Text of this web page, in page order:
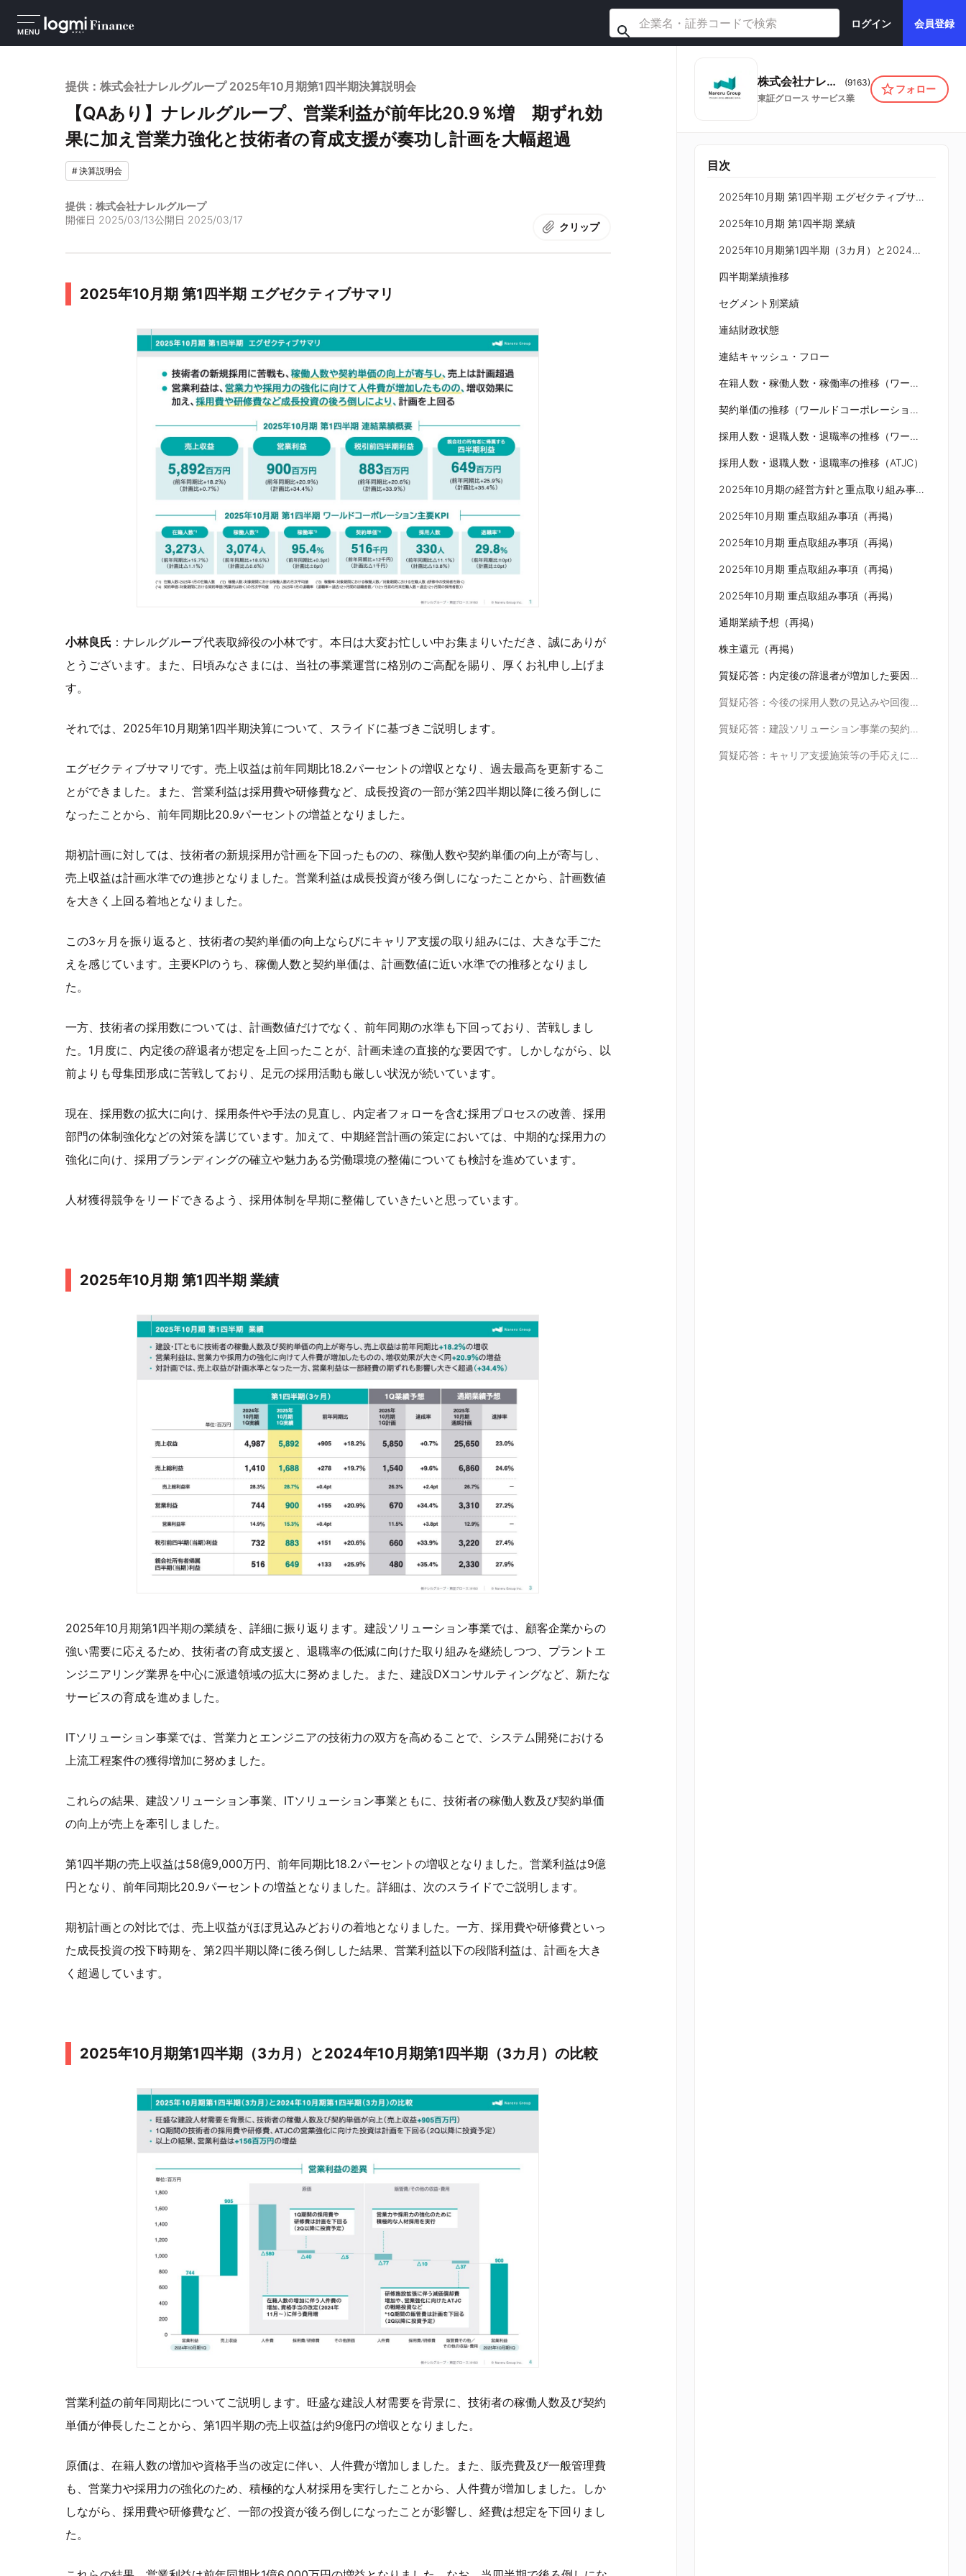
MENU
ログイン 会員登録
提供：株式会社ナレルグループ 2025年10月期第1四半期決算説明会
【QAあり】ナレルグループ、営業利益が前年比20.9％増 期ずれ効
果に加え営業力強化と技術者の育成支援が奏功し計画を大幅超過
#決算説明会
提供：株式会社ナレルグループ
開催日 2025/03/13公開日 2025/03/17
クリップ
2025年10月期 第1四半期 エグゼクティブサマリ
小林良氏 ：ナレルグループ代表取締役の小林です。本日は大変お忙しい中お集まりいただき、誠にありが
とうございます。また、日頃みなさまには、当社の事業運営に格別のご高配を賜り、厚くお礼申し上げま
す。
それでは、2025年10月期第1四半期決算について、スライドに基づきご説明します。
エグゼクティブサマリです。売上収益は前年同期比18.2パーセントの増収となり、過去最高を更新するこ
とができました。また、営業利益は採用費や研修費など、成長投資の一部が第2四半期以降に後ろ倒しに
なったことから、前年同期比20.9パーセントの増益となりました。
期初計画に対しては、技術者の新規採用が計画を下回ったものの、稼働人数や契約単価の向上が寄与し、
売上収益は計画水準での進捗となりました。営業利益は成長投資が後ろ倒しになったことから、計画数値
を大きく上回る着地となりました。
この3ヶ月を振り返ると、技術者の契約単価の向上ならびにキャリア支援の取り組みには、大きな手ごた
えを感じています。主要KPIのうち、稼働人数と契約単価は、計画数値に近い水準での推移となりまし
た。
一方、技術者の採用数については、計画数値だけでなく、前年同期の水準も下回っており、苦戦しまし
た。1月度に、内定後の辞退者が想定を上回ったことが、計画未達の直接的な要因です。しかしながら、以
前よりも母集団形成に苦戦しており、足元の採用活動も厳しい状況が続いています。
現在、採用数の拡大に向け、採用条件や手法の見直し、内定者フォローを含む採用プロセスの改善、採用
部門の体制強化などの対策を講じています。加えて、中期経営計画の策定においては、中期的な採用力の
強化に向け、採用ブランディングの確立や魅力ある労働環境の整備についても検討を進めています。
人材獲得競争をリードできるよう、採用体制を早期に整備していきたいと思っています。
2025年10月期 第1四半期 業績
2025年10月期第1四半期の業績を、詳細に振り返ります。建設ソリューション事業では、顧客企業からの
強い需要に応えるため、技術者の育成支援と、退職率の低減に向けた取り組みを継続しつつ、プラントエ
ンジニアリング業界を中心に派遣領域の拡大に努めました。また、建設DXコンサルティングなど、新たな
サービスの育成を進めました。
ITソリューション事業では、営業力とエンジニアの技術力の双方を高めることで、システム開発における
上流工程案件の獲得増加に努めました。
これらの結果、建設ソリューション事業、ITソリューション事業ともに、技術者の稼働人数及び契約単価
の向上が売上を牽引しました。
第1四半期の売上収益は58億9,000万円、前年同期比18.2パーセントの増収となりました。営業利益は9億
円となり、前年同期比20.9パーセントの増益となりました。詳細は、次のスライドでご説明します。
期初計画との対比では、売上収益がほぼ見込みどおりの着地となりました。一方、採用費や研修費といっ
た成長投資の投下時期を、第2四半期以降に後ろ倒しした結果、営業利益以下の段階利益は、計画を大き
く超過しています。
2025年10月期第1四半期（3カ月）と2024年10月期第1四半期（3カ月）の比較
営業利益の前年同期比についてご説明します。旺盛な建設人材需要を背景に、技術者の稼働人数及び契約
単価が伸長したことから、第1四半期の売上収益は約9億円の増収となりました。
原価は、在籍人数の増加や資格手当の改定に伴い、人件費が増加しました。また、販売費及び一般管理費
も、営業力や採用力の強化のため、積極的な人材採用を実行したことから、人件費が増加しました。しか
しながら、採用費や研修費など、一部の投資が後ろ倒しになったことが影響し、経費は想定を下回りまし
た。
株式会社ナレルグループ (9163)
東証グロース サービス業
フォロー
目次
2025年10月期 第1四半期 エグゼクティブサマリ
2025年10月期 第1四半期 業績
2025年10月期第1四半期（3カ月）と2024年10月期第1四半期（3カ月）の比較
四半期業績推移
セグメント別業績
連結財政状態
連結キャッシュ・フロー
在籍人数・稼働人数・稼働率の推移（ワールドコーポレーション）
契約単価の推移（ワールドコーポレーション）
採用人数・退職人数・退職率の推移（ワールドコーポレーション）
採用人数・退職人数・退職率の推移（ATJC）
2025年10月期の経営方針と重点取り組み事項（再掲）
2025年10月期 重点取組み事項（再掲）
2025年10月期 重点取組み事項（再掲）
2025年10月期 重点取組み事項（再掲）
2025年10月期 重点取組み事項（再掲）
通期業績予想（再掲）
株主還元（再掲）
質疑応答：内定後の辞退者が増加した要因について
質疑応答：今後の採用人数の見込みや回復の目処について
質疑応答：建設ソリューション事業の契約単価の見通しについて
質疑応答：キャリア支援施策等の手応えについて